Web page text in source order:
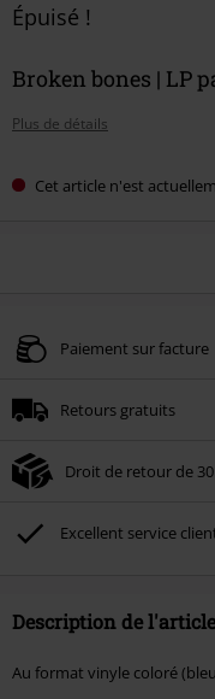
Épuisé !
Broken bones | LP
Plus de détails
Cet article n'est
Paiement sur facture
Retours gratuits
Droit de retour de
Excellent service
Description de l'article
Au format vinyle coloré